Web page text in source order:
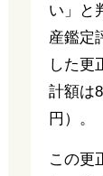
い」と
産鑑定
した更
計額は
円）。
この更